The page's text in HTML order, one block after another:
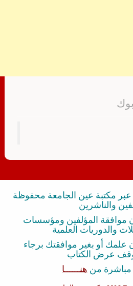
مكتبة عين الجامعة محفوظة
والناشرين
موافقة المؤلفين ومؤسسات
والدوريات العلمية
علمك أو بغير موافقتك برجاء
لوقف عرض الكتاب
مباشرة من هنــــــا